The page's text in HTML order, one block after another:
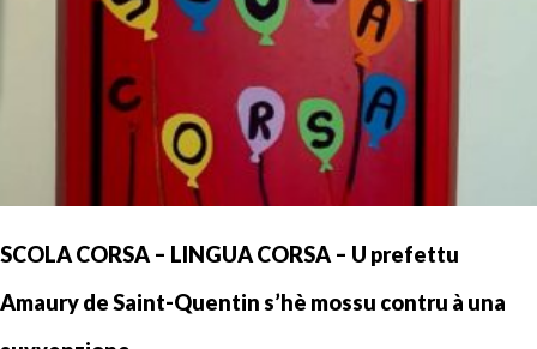
SCOLA CORSA – LINGUA CORSA – U prefettu
Amaury de Saint-Quentin s’hè mossu contru à una